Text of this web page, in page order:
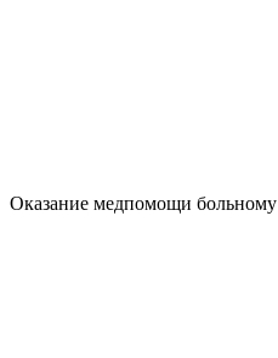
Оказание медпомощи больному